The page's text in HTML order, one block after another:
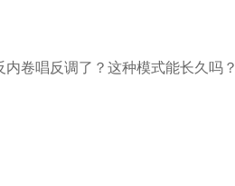
卷唱反调了？这种模式能长久吗？